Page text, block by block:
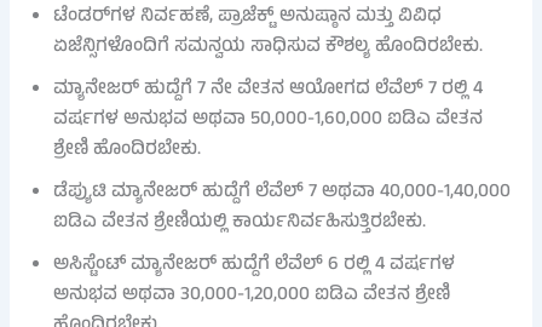
ಟೆಂಡರ್‌ಗಳ ನಿರ್ವಹಣೆ, ಪ್ರಾಜೆಕ್ಟ್ ಅನುಷ್ಠಾನ ಮತ್ತು ವಿವಿಧ
ಏಜೆನ್ಸಿಗಳೊಂದಿಗೆ ಸಮನ್ವಯ ಸಾಧಿಸುವ ಕೌಶಲ್ಯ ಹೊಂದಿರಬೇಕು.
ಮ್ಯಾನೇಜರ್ ಹುದ್ದೆಗೆ 7 ನೇ ವೇತನ ಆಯೋಗದ ಲೆವೆಲ್ 7 ರಲ್ಲಿ 4
ವರ್ಷಗಳ ಅನುಭವ ಅಥವಾ 50,000-1,60,000 ಐಡಿಎ ವೇತನ
ಶ್ರೇಣಿ ಹೊಂದಿರಬೇಕು.
ಡೆಪ್ಯುಟಿ ಮ್ಯಾನೇಜರ್ ಹುದ್ದೆಗೆ ಲೆವೆಲ್ 7 ಅಥವಾ 40,000-1,40,000
ಐಡಿಎ ವೇತನ ಶ್ರೇಣಿಯಲ್ಲಿ ಕಾರ್ಯನಿರ್ವಹಿಸುತ್ತಿರಬೇಕು.
ಅಸಿಸ್ಟೆಂಟ್ ಮ್ಯಾನೇಜರ್ ಹುದ್ದೆಗೆ ಲೆವೆಲ್ 6 ರಲ್ಲಿ 4 ವರ್ಷಗಳ
ಅನುಭವ ಅಥವಾ 30,000-1,20,000 ಐಡಿಎ ವೇತನ ಶ್ರೇಣಿ